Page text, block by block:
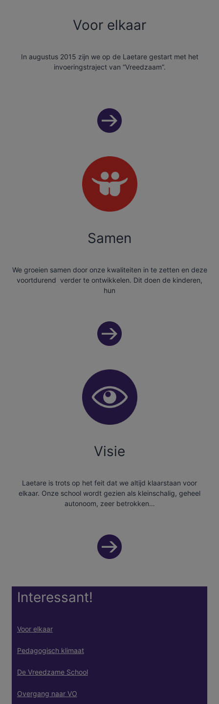
Voor elkaar
In augustus 2015 zijn we op de Laetare gestart met het
invoeringstraject van “Vreedzaam”.
Samen
We groeien samen door onze kwaliteiten in te zetten en deze
voortdurend verder te ontwikkelen. Dit doen de kinderen,
hun
Visie
Laetare is trots op het feit dat we altijd klaarstaan voor
elkaar. Onze school wordt gezien als kleinschalig, geheel
autonoom, zeer betrokken…
Interessant!
Voor elkaar
Pedagogisch klimaat
De Vreedzame School
Overgang naar VO